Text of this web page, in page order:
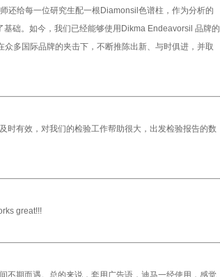
还给每一位研究生配一根Diamonsil色谱柱，作为分析的
础。如今，我们已经能够使用Dikma Endeavorsil 品牌的
多国际品牌的夹击下，不断推陈出新、与时俱进，并取
时有效，对我们的检验工作帮助很大，出发检验报告的数
great!!!
不期而遇。总的来说，套用广告语，迪马一经使用，感觉